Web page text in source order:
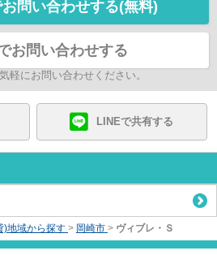
問い合わせする(無料)
お問い合わせする
軽にお問い合わせください。
LINEで共有する
)地域から探す > 岡崎市 > ヴィブレ・Ｓ